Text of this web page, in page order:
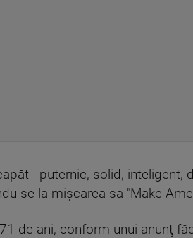
- puternic, solid,
se la mişcarea sa "Make
de ani, conform unui anunţ